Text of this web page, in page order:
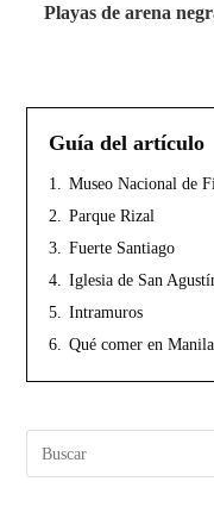
Playas de arena
Guía del artículo
1.
Museo Nacional de
2.
Parque Rizal
3.
Fuerte Santiago
4.
Iglesia de San
5.
Intramuros
6.
Qué comer en Manila